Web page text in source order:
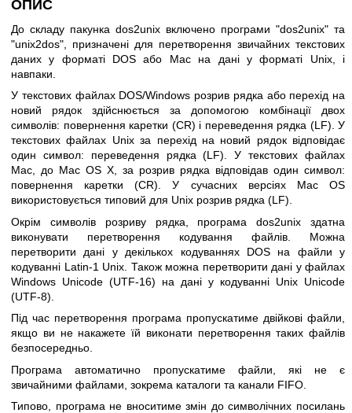
ОПИС
До складу пакунка dos2unix включено програми "dos2unix" та
"unix2dos" , призначені для перетворення звичайних текстових
даних у форматі DOS або Mac на дані у форматі Unix, і
навпаки.
У текстових файлах DOS/Windows розрив рядка або перехід на
новий рядок здійснюється за допомогою комбінації двох
символів: повернення каретки (CR) і переведення рядка (LF). У
текстових файлах Unix за перехід на новий рядок відповідає
один символ: переведення рядка (LF). У текстових файлах
Mac, до Mac OS X, за розрив рядка відповідав один символ:
повернення каретки (CR). У сучасних версіях Mac OS
використовується типовий для Unix розрив рядка (LF).
Окрім символів розриву рядка, програма dos2unix здатна
виконувати перетворення кодування файлів. Можна
перетворити дані у декількох кодуваннях DOS на файли у
кодуванні Latin-1 Unix. Також можна перетворити дані у файлах
Windows Unicode (UTF-16) на дані у кодуванні Unix Unicode
(UTF-8).
Під час перетворення програма пропускатиме двійкові файли,
якщо ви не накажете їй виконати перетворення таких файлів
безпосередньо.
Програма автоматично пропускатиме файли, які не є
звичайними файлами, зокрема каталоги та канали FIFO.
Типово, програма не вноситиме змін до символічних посилань